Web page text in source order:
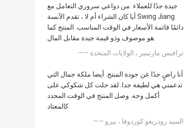
جيدة جدًا للعملاء. من دواعي سروري التعامل مع
أيا كان الشراء أم لا ، تقدم الآنسة Swing Jiang
دائمًا قائمة الأسعار في الوقت المناسب. المنتج كما
هو موصوف وذو قيمة جيدة مقابل المال.
—— ترافيس مارتينيز ، الولايات المتحدة
أنا راضٍ جدًا عن جودة المنتج. أيضا ملكة جمال التي
تدعمني هي لطيفة جدا. لقد حلت كل شكوكي على
أكمل وجه. وصل المنتج في الوقت المحدد
كالمعتاد.
—— السيد رودريغو كوردوفا ، بيرو